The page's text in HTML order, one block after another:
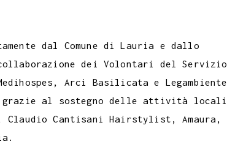
dal Comune di Lauria e dallo
dei Volontari del Servizio
Arci Basilicata e Legambiente
grazie al sostegno delle attività locali
Cantisani Hairstylist, Amaura,